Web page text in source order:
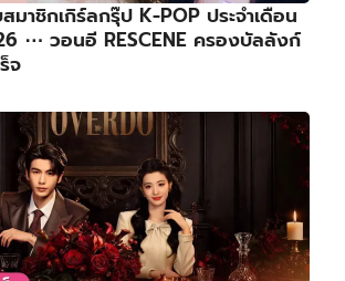
าชิกเกิร์ลกรุ๊ป K-POP ประจำเดือน
⋯ วอนอี RESCENE ครองบัลลังก์
จ